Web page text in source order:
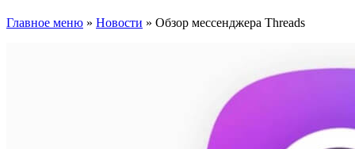
Главное меню » Новости » Обзор мессенджера Threads